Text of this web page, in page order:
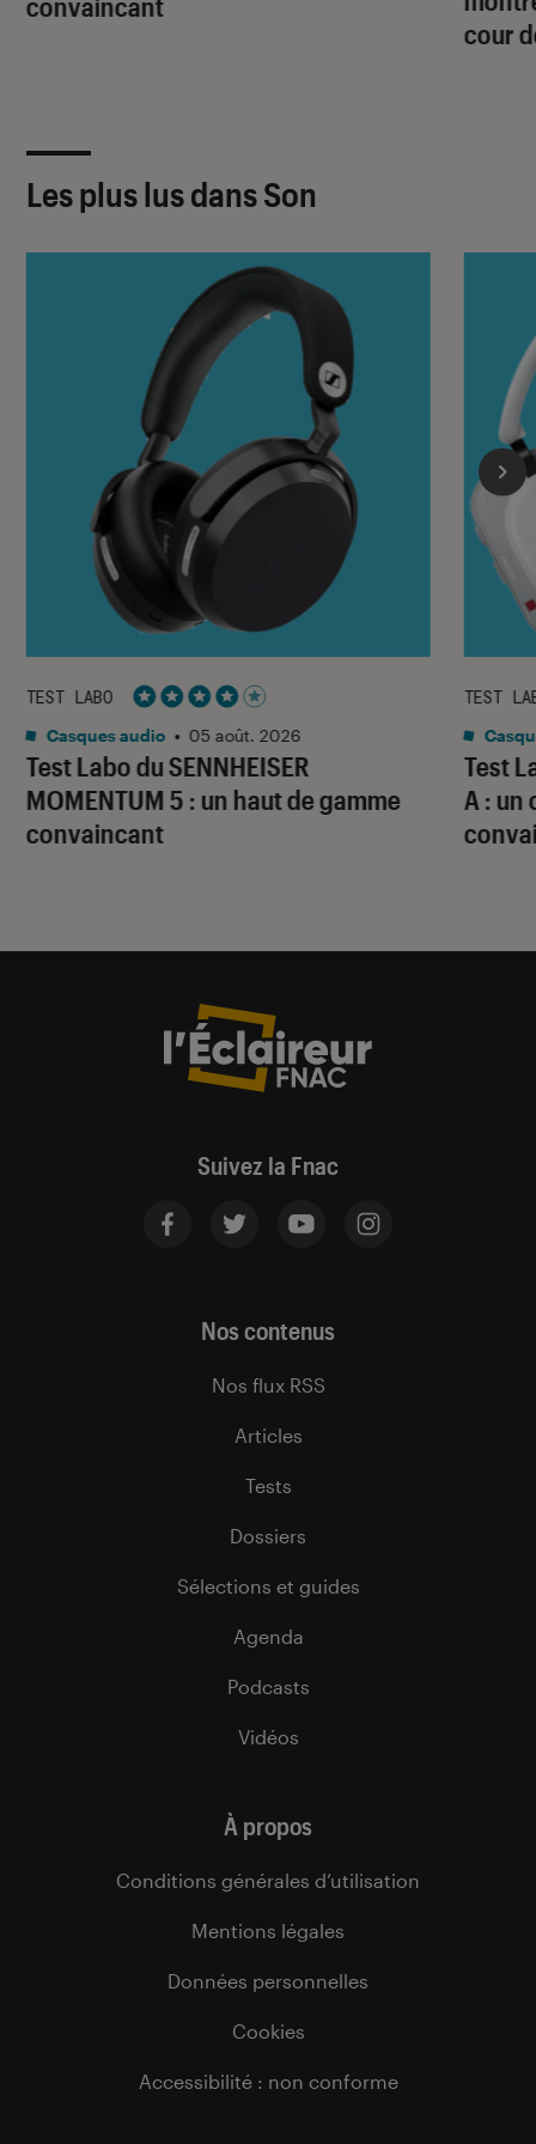
cour
Les plus lus dans Son
Test Labo du SENNHEISER
MOMENTUM 5 : un haut de gamme
convaincant
TEST LABO
Noté 4 étoiles sur 5
Casques audio • 05 août. 2026
Test
A : un
TEST
Suivez la Fnac
Nos contenus
Nos flux RSS
Articles
Tests
Dossiers
Sélections et guides
Agenda
Podcasts
Vidéos
À propos
Conditions générales d’utilisation
Mentions légales
Données personnelles
Cookies
Accessibilité : non conforme